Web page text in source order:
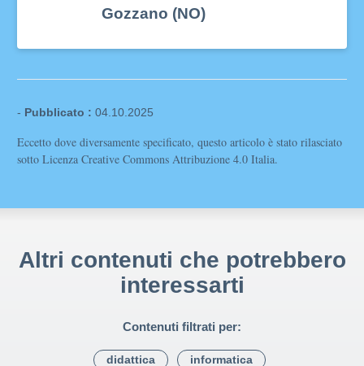
Gozzano (NO)
- Pubblicato : 04.10.2025
Eccetto dove diversamente specificato, questo articolo è stato rilasciato
sotto Licenza Creative Commons Attribuzione 4.0 Italia.
Altri contenuti che potrebbero
interessarti
Contenuti filtrati per:
didattica informatica